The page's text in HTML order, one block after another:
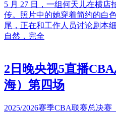
5 月 27 日，一组何天儿在横
传。照片中的她穿着简约的白
尾，正在和工作人员讨论剧本
自然，完全
2日晚央视5直播
海）第四场
2025/2026赛季CBA联赛总决